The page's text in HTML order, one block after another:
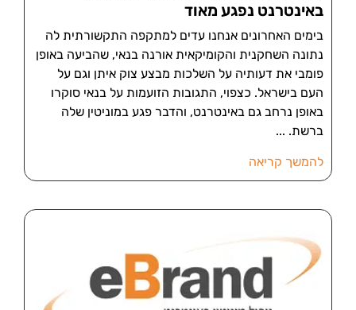
באינטרנט נפגע מאוד
בימים האחרונים אנחנו עדים למתקפה התקשורתית לה
נתונה השחקנית והקומיקאית אורנה בנאי, שהביעה באופן
פומבי את דעותיה על השלכות מבצע צוק איתן וגם על
העם בישראל. כצפוי, התגובות הזועמות על בנאי סוקרו
באופן נרחב גם באינטרנט, והדבר פגע במוניטין שלה
ברשת.
להמשך קריאה